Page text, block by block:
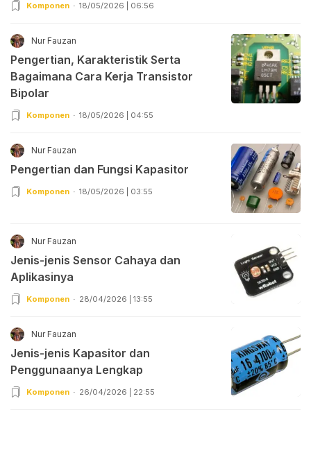
Komponen 18/05/2026 | 06:56
Nur Fauzan
Pengertian, Karakteristik Serta
Bagaimana Cara Kerja Transistor
Bipolar
Komponen 18/05/2026 | 04:55
Nur Fauzan
Pengertian dan Fungsi Kapasitor
Komponen 18/05/2026 | 03:55
Nur Fauzan
Jenis-jenis Sensor Cahaya dan
Aplikasinya
Komponen 28/04/2026 | 13:55
Nur Fauzan
Jenis-jenis Kapasitor dan
Penggunaanya Lengkap
Komponen 26/04/2026 | 22:55